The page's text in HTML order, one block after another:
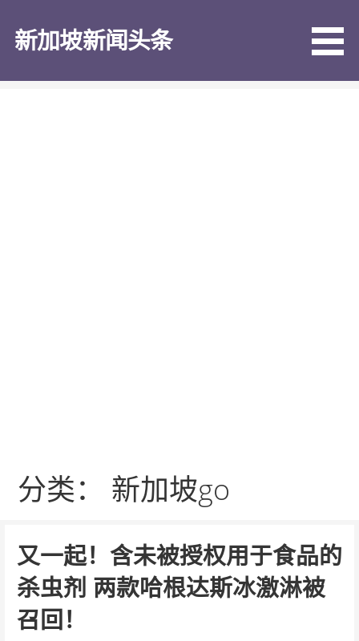
新加坡新闻头条
分类： 新加坡go
又一起！含未被授权用于食品的
杀虫剂 两款哈根达斯冰激淋被
召回！